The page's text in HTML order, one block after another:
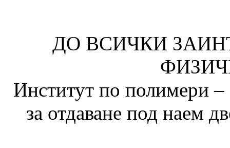
ДО ВСИЧКИ
Институт по полимери
за отдаване под наем